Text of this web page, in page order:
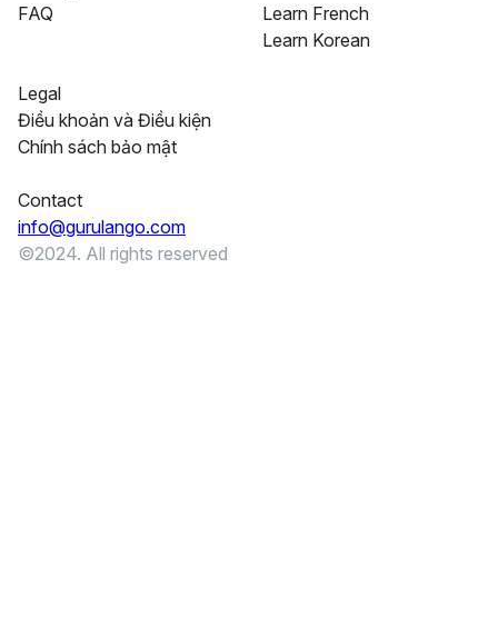
FAQ
Learn French
Learn Korean
Legal
Điều khoản và Điều kiện
Chính sách bảo mật
Contact
info@gurulango.com
©2024. All rights reserved